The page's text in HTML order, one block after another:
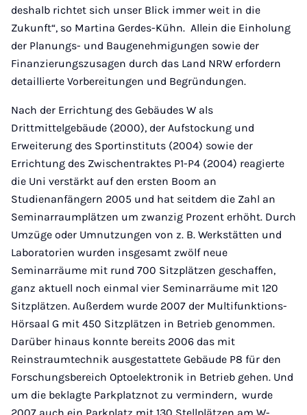
deshalb richtet sich unser Blick immer weit in die
Zukunft“, so Martina Gerdes-Kühn. Allein die Einholung
der Planungs- und Baugenehmigungen sowie der
Finanzierungszusagen durch das Land NRW erfordern
detaillierte Vorbereitungen und Begründungen.
Nach der Errichtung des Gebäudes W als
Drittmittelgebäude (2000), der Aufstockung und
Erweiterung des Sportinstituts (2004) sowie der
Errichtung des Zwischentraktes P1-P4 (2004) reagierte
die Uni verstärkt auf den ersten Boom an
Studienanfängern 2005 und hat seitdem die Zahl an
Seminarraumplätzen um zwanzig Prozent erhöht. Durch
Umzüge oder Umnutzungen von z. B. Werkstätten und
Laboratorien wurden insgesamt zwölf neue
Seminarräume mit rund 700 Sitzplätzen geschaffen,
ganz aktuell noch einmal vier Seminarräume mit 120
Sitzplätzen. Außerdem wurde 2007 der Multifunktions-
Hörsaal G mit 450 Sitzplätzen in Betrieb genommen.
Darüber hinaus konnte bereits 2006 das mit
Reinstraumtechnik ausgestattete Gebäude P8 für den
Forschungsbereich Optoelektronik in Betrieb gehen. Und
um die beklagte Parkplatznot zu vermindern, wurde